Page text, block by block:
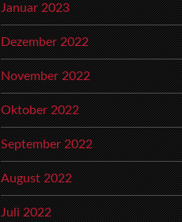
Januar 2023
Dezember 2022
November 2022
Oktober 2022
September 2022
August 2022
Juli 2022